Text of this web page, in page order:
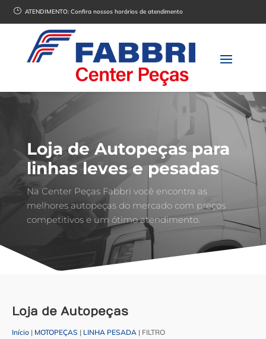
} ATENDIMENTO:Confira nossos horários de atendimento
Loja de Autopeças para
linhas leves e pesadas
Na Center Peças Fabbri você encontra as
melhores autopeças do mercado com preços
competitivos e um ótimo atendimento.
Loja de Autopeças
Início | MOTOPEÇAS | LINHA PESADA | FILTRO